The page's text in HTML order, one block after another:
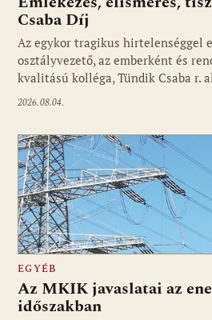
Csaba Díj
Az egykor tragikus hirtelenséggel
osztályvezető, az emberként és
kvalitású kolléga, Tündik Csaba r.
2026.08.04.
EGYÉB
Az MKIK javaslatai az
időszakban